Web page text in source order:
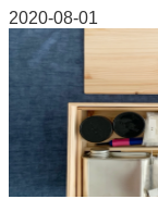
2020-08-01